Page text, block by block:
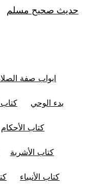
حديث صحيح مسلم
ابواب صفة
بدء الوحي كتاب
كتاب الأحكام
كتاب الأشربة
كتاب الأنبياء